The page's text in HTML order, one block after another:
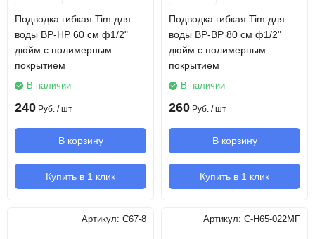
Подводка гибкая Tim для
воды ВР-НР 60 см ф1/2"
дюйм с полимерным
покрытием
В наличии
240 Руб. / шт
В корзину
Купить в 1 клик
Подводка гибкая Tim для
воды ВР-ВР 80 см ф1/2"
дюйм с полимерным
покрытием
В наличии
260 Руб. / шт
В корзину
Купить в 1 клик
Артикул: C67-8 Артикул: C-H65-022MF